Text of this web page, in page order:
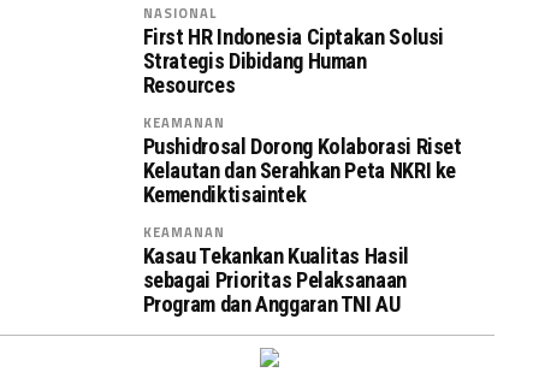
NASIONAL
First HR Indonesia Ciptakan Solusi
Strategis Dibidang Human
Resources
KEAMANAN
Pushidrosal Dorong Kolaborasi Riset
Kelautan dan Serahkan Peta NKRI ke
Kemendiktisaintek
KEAMANAN
Kasau Tekankan Kualitas Hasil
sebagai Prioritas Pelaksanaan
Program dan Anggaran TNI AU